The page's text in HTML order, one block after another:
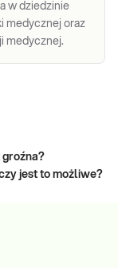
w dziedzinie
medycznej oraz
medycznej.
groźna?
jest to możliwe?